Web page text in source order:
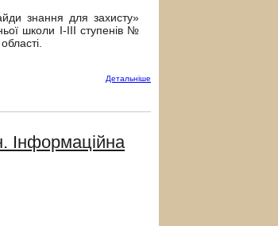
знання для захисту»
школи І-ІІІ ступенів №
Детальнiше